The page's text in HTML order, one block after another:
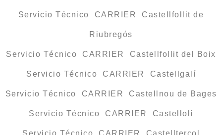
Servicio Técnico CARRIER Castellfollit de
Riubregós
Servicio Técnico CARRIER Castellfollit del Boix
Servicio Técnico CARRIER Castellgalí
Servicio Técnico CARRIER Castellnou de Bages
Servicio Técnico CARRIER Castellolí